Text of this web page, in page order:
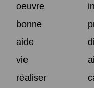
oeuvre
bonne
aide
vie
réaliser